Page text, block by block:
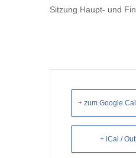
Sitzung Haupt- und
+ zum Google
+ iCal /